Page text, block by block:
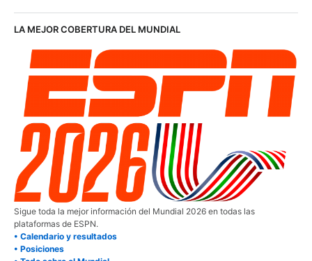
LA MEJOR COBERTURA DEL MUNDIAL
Sigue toda la mejor información del Mundial 2026 en todas las
plataformas de ESPN.
• Calendario y resultados
• Posiciones